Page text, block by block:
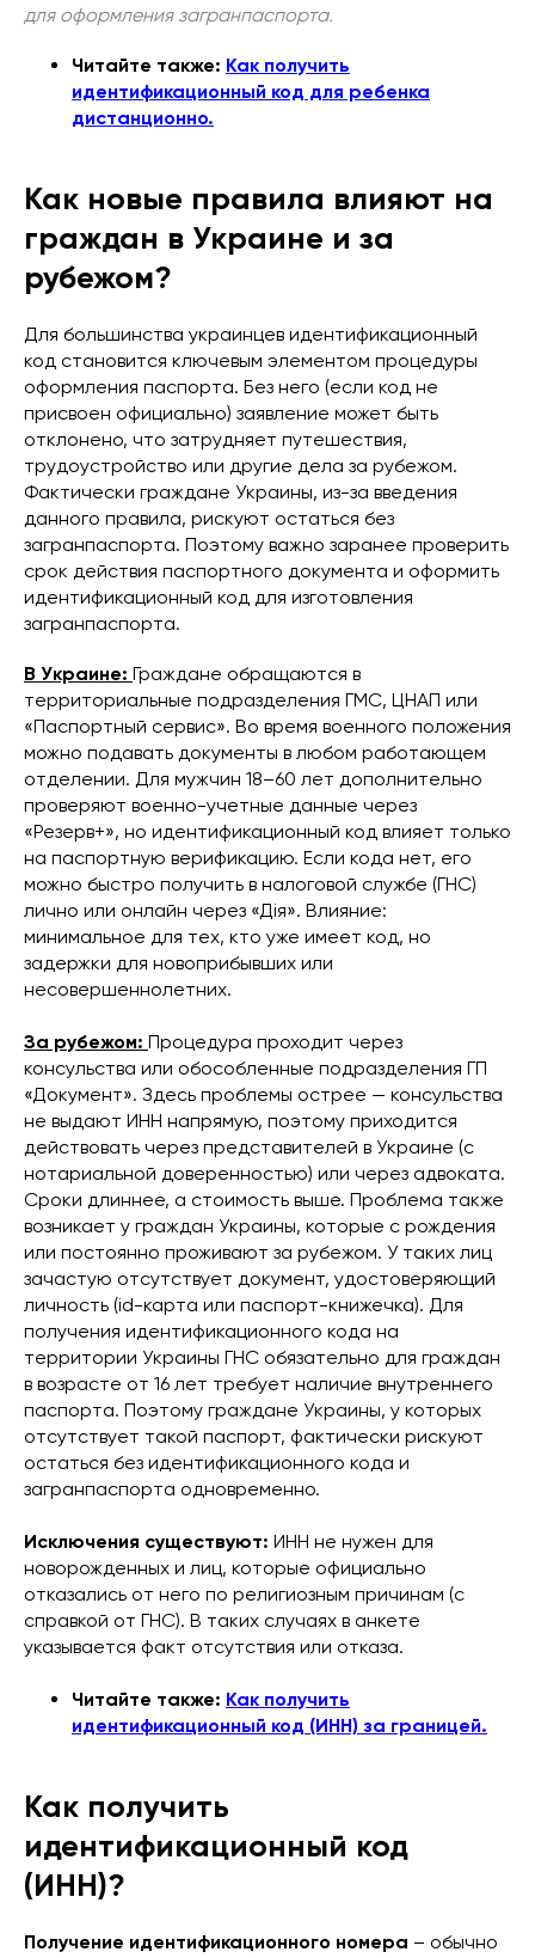
для оформления загранпаспорта.
Читайте также: Как получить
идентификационный код для ребенка
дистанционно.
Как новые правила влияют на
граждан в Украине и за
рубежом?
Для большинства украинцев идентификационный
код становится ключевым элементом процедуры
оформления паспорта. Без него (если код не
присвоен официально) заявление может быть
отклонено, что затрудняет путешествия,
трудоустройство или другие дела за рубежом.
Фактически граждане Украины, из-за введения
данного правила, рискуют остаться без
загранпаспорта. Поэтому важно заранее проверить
срок действия паспортного документа и оформить
идентификационный код для изготовления
загранпаспорта.
В Украине: Граждане обращаются в
территориальные подразделения ГМС, ЦНАП или
«Паспортный сервис». Во время военного положения
можно подавать документы в любом работающем
отделении. Для мужчин 18–60 лет дополнительно
проверяют военно-учетные данные через
«Резерв+», но идентификационный код влияет только
на паспортную верификацию. Если кода нет, его
можно быстро получить в налоговой службе (ГНС)
лично или онлайн через «Дія». Влияние:
минимальное для тех, кто уже имеет код, но
задержки для новоприбывших или
несовершеннолетних.
За рубежом: Процедура проходит через
консульства или обособленные подразделения ГП
«Документ». Здесь проблемы острее — консульства
не выдают ИНН напрямую, поэтому приходится
действовать через представителей в Украине (с
нотариальной доверенностью) или через адвоката.
Сроки длиннее, а стоимость выше. Проблема также
возникает у граждан Украины, которые с рождения
или постоянно проживают за рубежом. У таких лиц
зачастую отсутствует документ, удостоверяющий
личность (id-карта или паспорт-книжечка). Для
получения идентификационного кода на
территории Украины ГНС обязательно для граждан
в возрасте от 16 лет требует наличие внутреннего
паспорта. Поэтому граждане Украины, у которых
отсутствует такой паспорт, фактически рискуют
остаться без идентификационного кода и
загранпаспорта одновременно.
Исключения существуют: ИНН не нужен для
новорожденных и лиц, которые официально
отказались от него по религиозным причинам (с
справкой от ГНС). В таких случаях в анкете
указывается факт отсутствия или отказа.
Читайте также: Как получить
идентификационный код (ИНН) за границей.
Как получить
идентификационный код
(ИНН)?
Получение идентификационного номера – обычно